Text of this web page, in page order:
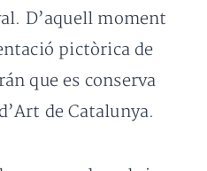
D’aquell moment
pictòrica de
que es conserva
de Catalunya.